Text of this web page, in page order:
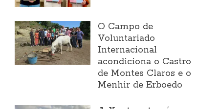
O Campo de
Voluntariado
Internacional
acondiciona o Castro
de Montes Claros e o
Menhir de Erboedo